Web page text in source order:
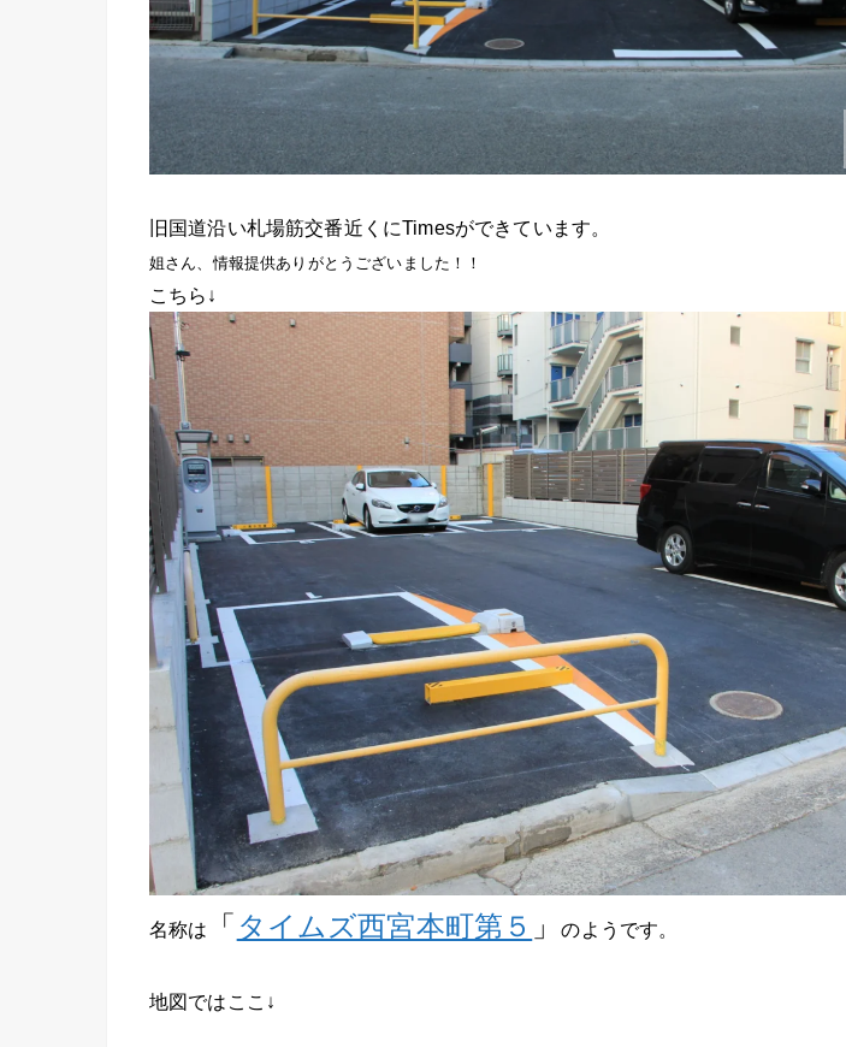
旧国道沿い札場筋交番近くにTimesができています。
姐さん、情報提供ありがとうございました！！
こちら↓
名称は 「 タイムズ西宮本町第５ 」のようです。
地図ではここ↓